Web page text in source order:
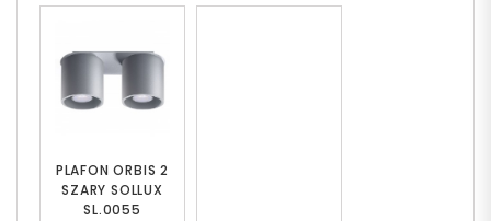
PLAFON ORBIS 2
SZARY SOLLUX
SL.0055